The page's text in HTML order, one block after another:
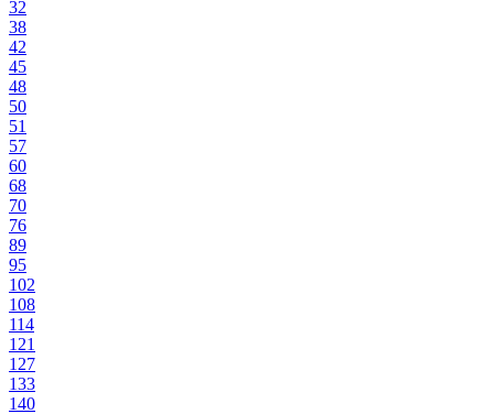
32
38
42
45
48
50
51
57
60
68
70
76
89
95
102
108
114
121
127
133
140